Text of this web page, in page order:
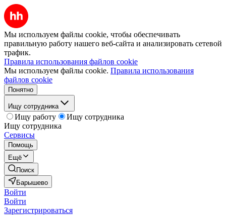
Мы используем файлы cookie, чтобы обеспечивать
правильную работу нашего веб-сайта и анализировать сетевой
трафик.
Правила использования файлов cookie
Мы используем файлы cookie. Правила использования
файлов cookie
Понятно
Ищу сотрудника
Ищу работу
Ищу сотрудника
Ищу сотрудника
Сервисы
Помощь
Ещё
Поиск
Барышево
Войти
Войти
Зарегистрироваться